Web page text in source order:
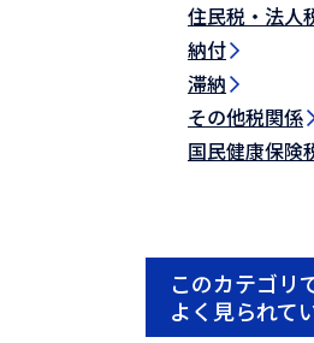
住民税・法人
納付
滞納
その他税関係
国民健康保険
このカテゴリ
よく見られて